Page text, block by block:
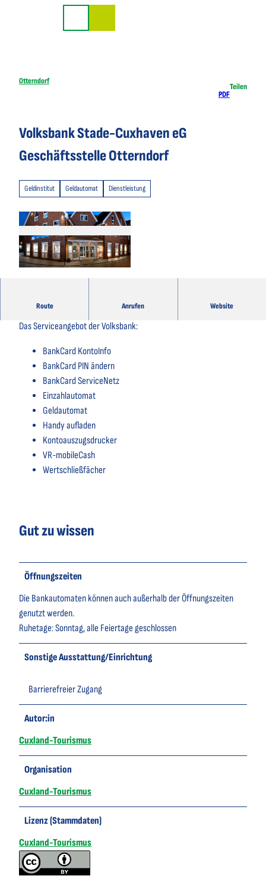
Otterndorf
PDF
Teilen
Volksbank Stade-Cuxhaven eG
Geschäftsstelle Otterndorf
Geldinstitut Geldautomat Dienstleistung
Route Anrufen Website
Willkommen bei der Volksbank Stade-Cuxhaven eG
Das Serviceangebot der Volksbank:
BankCard KontoInfo
BankCard PIN ändern
BankCard ServiceNetz
Einzahlautomat
Geldautomat
Handy aufladen
Kontoauszugsdrucker
VR-mobileCash
Wertschließfächer
Gut zu wissen
Öffnungszeiten
Die Bankautomaten können auch außerhalb der Öffnungszeiten
genutzt werden.
Ruhetage: Sonntag, alle Feiertage geschlossen
Sonstige Ausstattung/Einrichtung
Barrierefreier Zugang
Autor:in
Cuxland-Tourismus
Organisation
Cuxland-Tourismus
Lizenz (Stammdaten)
Cuxland-Tourismus